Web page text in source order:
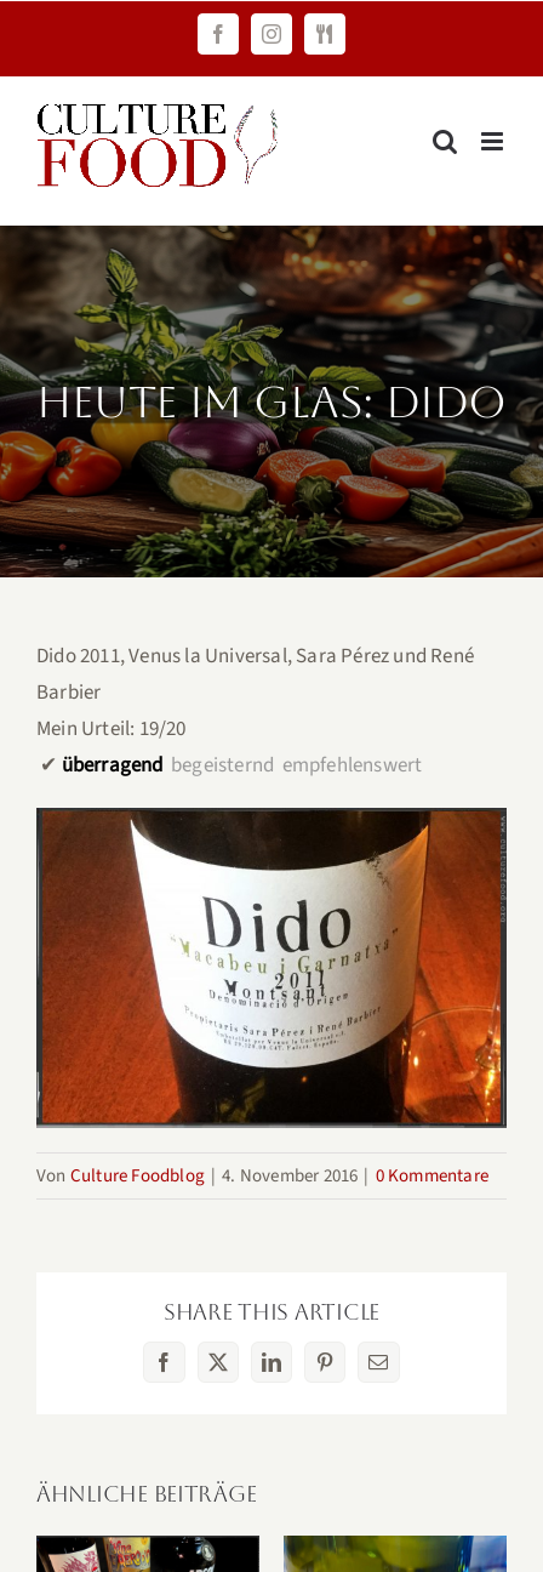
FacebookInstagramFAWC
Consulting
Heute im Glas: Dido
Dido 2011, Venus la Universal, Sara Pérez und René
Barbier
Mein Urteil: 19/20
✔︎ überragend begeisternd empfehlenswert
Von Culture Foodblog | 4. November 2016 | 0 Kommentare
Share This Article
Facebook
X LinkedInPinterest
E-
Ähnliche Beiträge